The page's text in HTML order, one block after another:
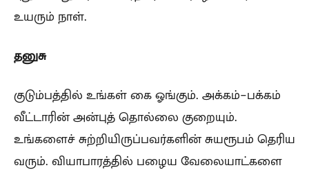
உயரும் நாள்.
தனுசு
குடும்பத்தில் உங்கள் கை ஓங்கும். அக்கம்-பக்கம்
வீட்டாரின் அன்புத் தொல்லை குறையும்.
உங்களைச் சுற்றியிருப்பவர்களின் சுயரூபம் தெரிய
வரும். வியாபாரத்தில் பழைய வேலையாட்களை